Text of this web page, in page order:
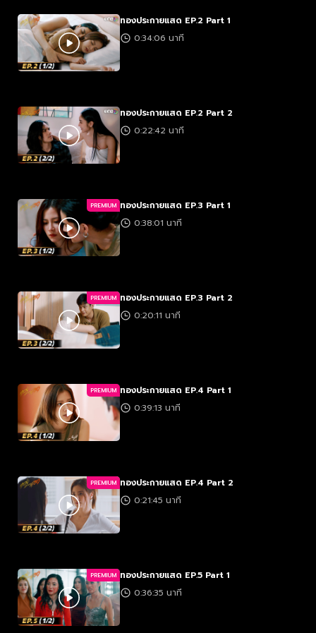
ทองประกายแสด EP.2 Part 1
0:34:06 นาที
ทองประกายแสด EP.2 Part 2
0:22:42 นาที
PREMIUM ทองประกายแสด EP.3 Part 1
0:38:01 นาที
PREMIUM ทองประกายแสด EP.3 Part 2
0:20:11 นาที
PREMIUM ทองประกายแสด EP.4 Part 1
0:39:13 นาที
PREMIUM ทองประกายแสด EP.4 Part 2
0:21:45 นาที
PREMIUM ทองประกายแสด EP.5 Part 1
0:36:35 นาที